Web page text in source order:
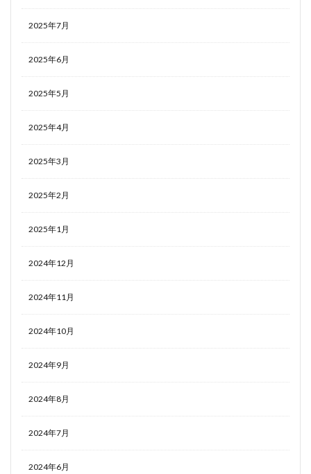
2025年7月
2025年6月
2025年5月
2025年4月
2025年3月
2025年2月
2025年1月
2024年12月
2024年11月
2024年10月
2024年9月
2024年8月
2024年7月
2024年6月